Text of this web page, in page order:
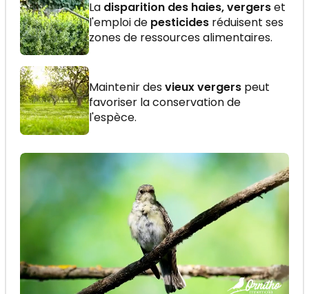
La disparition des haies, vergerset
l'emploi de pesticides réduisent ses
zones de ressources alimentaires.
Maintenir desvieux vergers peut
favoriser la conservation de
l'espèce.